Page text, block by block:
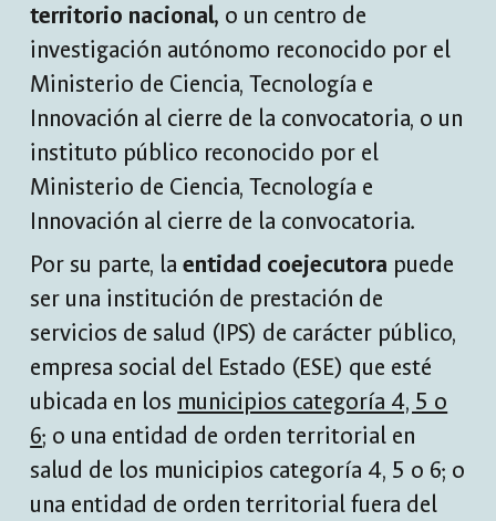
territorio nacional, o un centro de
investigación autónomo reconocido por el
Ministerio de Ciencia, Tecnología e
Innovación al cierre de la convocatoria, o un
instituto público reconocido por el
Ministerio de Ciencia, Tecnología e
Innovación al cierre de la convocatoria.
Por su parte, laentidad coejecutora puede
ser una institución de prestación de
servicios de salud (IPS) de carácter público,
empresa social del Estado (ESE) que esté
ubicada en los municipios categoría 4, 5 o
6; o una entidad de orden territorial en
salud de los municipios categoría 4, 5 o 6; o
una entidad de orden territorial fuera del